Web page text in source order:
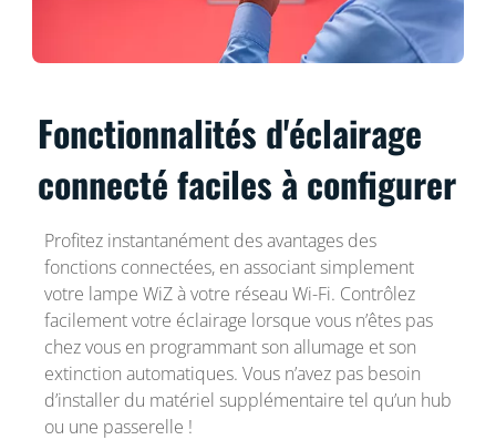
Fonctionnalités d'éclairage
connecté faciles à configurer
Profitez instantanément des avantages des
fonctions connectées, en associant simplement
votre lampe WiZ à votre réseau Wi-Fi. Contrôlez
facilement votre éclairage lorsque vous n’êtes pas
chez vous en programmant son allumage et son
extinction automatiques. Vous n’avez pas besoin
d’installer du matériel supplémentaire tel qu’un hub
ou une passerelle !